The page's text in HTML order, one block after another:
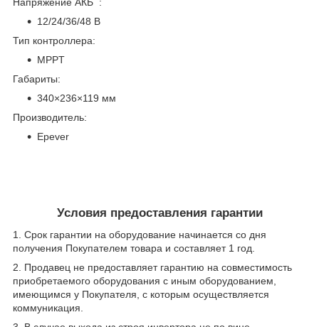
12/24/36/48 В
Тип контроллера:
MPPT
Габариты:
340×236×119 мм
Производитель:
Epever
Условия предоставления гарантии
1. Срок гарантии на оборудование начинается со дня
получения Покупателем товара и составляет 1 год.
2. Продавец не предоставляет гарантию на совместимость
приобретаемого оборудования с иным оборудованием,
имеющимся у Покупателя, с которым осуществляется
коммуникация.